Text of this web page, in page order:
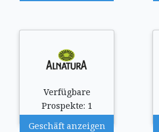
Verfügbare
Prospekte: 1
Geschäft anzeigen